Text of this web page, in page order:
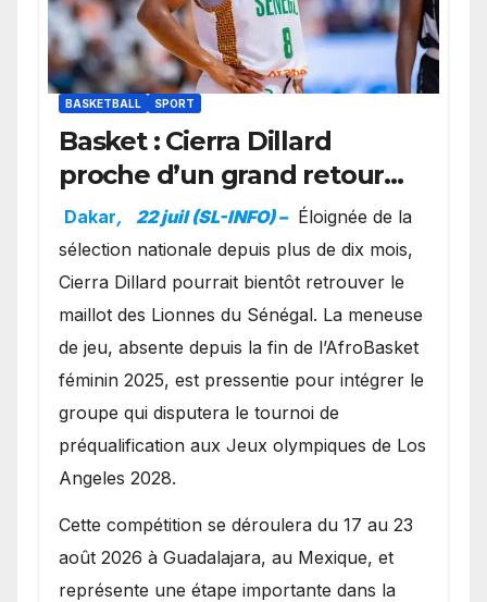
BASKETBALL SPORT
Basket : Cierra Dillard
proche d’un grand retour
avec les Lionnes ?
Dakar, 22 juil (SL-INFO) – Éloignée de la
sélection nationale depuis plus de dix mois,
Cierra Dillard pourrait bientôt retrouver le
maillot des Lionnes du Sénégal. La meneuse
de jeu, absente depuis la fin de l’AfroBasket
féminin 2025, est pressentie pour intégrer le
groupe qui disputera le tournoi de
préqualification aux Jeux olympiques de Los
Angeles 2028.
Cette compétition se déroulera du 17 au 23
août 2026 à Guadalajara, au Mexique, et
représente une étape importante dans la